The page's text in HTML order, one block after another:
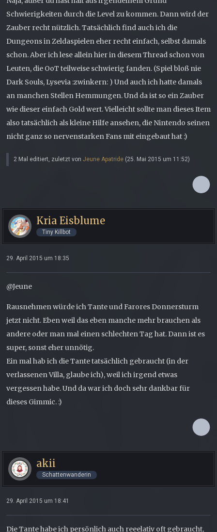
Schwierigkeiten durch die Level zu kommen. Dann wird der
Zauber recht nützlich. Tatsächlich find auch ich die
Dungeons in Zeldaspielen eher recht einfach, selbst damals
schon. Aber ich lese allein hier in diesem Thread schon von
Leuten, die OoT teilweise schwierig fanden. (Spiel bloß nie
Dark Souls, Lysevia :zwinkern: ) Und auch ich hatte damals
an manchen Stellen Hemmungen. Und da ist so ein Zauber
wie dieser einfach Gold wert. Vielleicht sollte man dieses Item
also tatsächlich als kleine Hilfe ansehen, die Nintendo seinen
nicht ganz so nervenstarken Fans mit eingebaut hat :)
2 Mal editiert, zuletzt von Jeune Apatride (25. Mai 2015 um 11:52)
Kria Eisblume
Tiny Killbot
29. April 2015 um 18:35
@Jeune
Rausnehmen würde ich Tante und Farores Donnersturm
jetzt nicht. Eben weil das eben manche mehr brauchen als
andere oder man mal einen schlechten Tag hat. Dann ist es
super, sonst eher unnötig.
Ein mal hab ich die Tante tatsächlich gebraucht (in der
verlassenen Villa, glaube ich), weil ich irgend etwas
vergessen habe. Und da war ich doch sehr dankbar für
dieses Gimmic. :)
akii
Schattenwanderin
29. April 2015 um 18:41
Die Tante habe ich persönlich auch reeelativ oft gebraucht,